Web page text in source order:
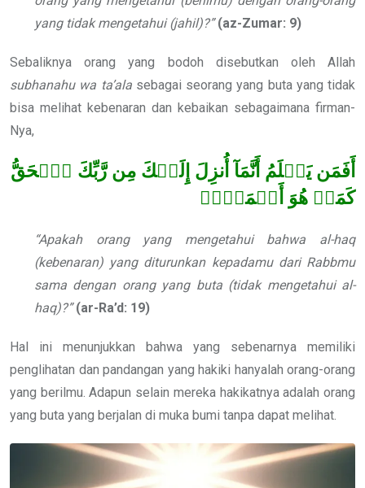
yang tidak mengetahui (jahil)?”(az-Zumar: 9)
Sebaliknya orang yang bodoh disebutkan oleh Allah
subhanahu wa ta’alasebagai seorang yang buta yang tidak
bisa melihat kebenaran dan kebaikan sebagaimana firman-
Nya,
أَفَمَن يَعۡلَمُ أَنَّمَآ أُنزِلَ إِلَيۡكَ مِن رَّبِّكَ ٱلۡحَقُّ
كَمَنۡ هُوَ أَعۡمَىٰٓۚ
“Apakah orang yang mengetahui bahwa al-haq
(kebenaran) yang diturunkan kepadamu dari Rabbmu
sama dengan orang yang buta (tidak mengetahui al-
haq)?”(ar-Ra’d: 19)
Hal ini menunjukkan bahwa yang sebenarnya memiliki
penglihatan dan pandangan yang hakiki hanyalah orang-orang
yang berilmu. Adapun selain mereka hakikatnya adalah orang
yang buta yang berjalan di muka bumi tanpa dapat melihat.